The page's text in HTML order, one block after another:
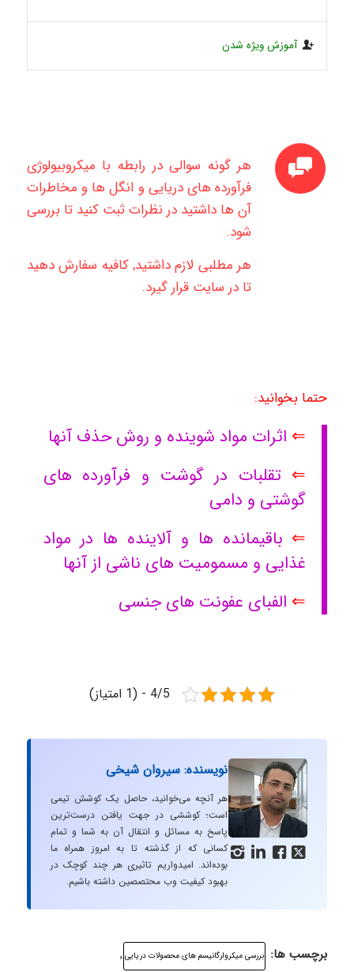
آموزش ویژه شدن
هر گونه سوالی در رابطه با میکروبیولوژی
فرآورده های دریایی و انگل ها و مخاطرات
آن ها داشتید در نظرات ثبت کنید تا بررسی
شود.
هر مطلبی لازم داشتید, کافیه سفارش دهید
تا در سایت قرار گیرد.
حتما بخوانید:
⇐ اثرات مواد شوینده و روش حذف آنها
⇐ تقلبات در گوشت و فرآورده های
گوشتی و دامی
⇐ باقیمانده ها و آلاینده ها در مواد
غذایی و مسمومیت های ناشی از آنها
⇐ الفبای عفونت های جنسی
4/5 - (1 امتیاز)
   
نویسنده: سیروان شیخی
هر آنچه می‌خوانید، حاصل یک کوشش تیمی
است؛ کوششی در جهت یافتن درست‌ترین
پاسخ به مسائل و انتقال آن به شما و تمام
کسانی که از گذشته تا به امروز همراه ما
بوده‌اند. امیدواریم تاثیری هر چند کوچک در
بهبود کیفیت وب محتصصین داشته باشیم.
برچسب ها: بررسی میکروارگانیسم های محصولات دریایی ,